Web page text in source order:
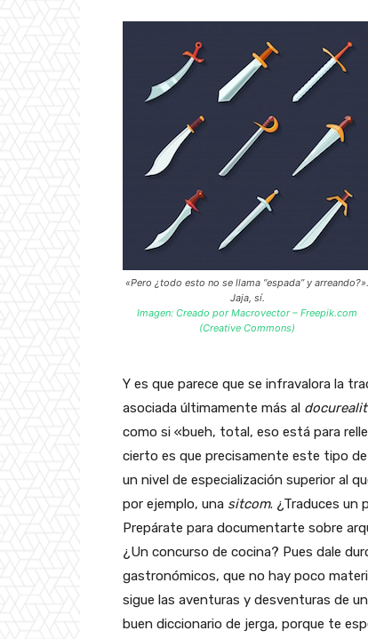
«Pero ¿todo esto no se llama “espada” y arreando?».
Jaja, sí.
Imagen: Creado por Macrovector – Freepik.com
(Creative Commons)
Y es que parece que se infravalora la
asociada últimamente más al
como si «bueh, total, eso está para
cierto es que precisamente este tipo
un nivel de especialización superior al
por ejemplo, una sitcom. ¿Traduces un
Prepárate para documentarte sobre
¿Un concurso de cocina? Pues dale
gastronómicos, que no hay poco
sigue las aventuras y desventuras de
buen diccionario de jerga, porque te